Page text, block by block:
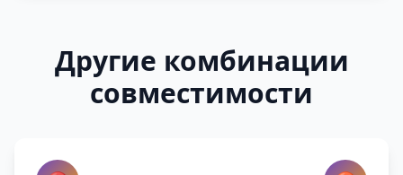
Другие комбинации
совместимости